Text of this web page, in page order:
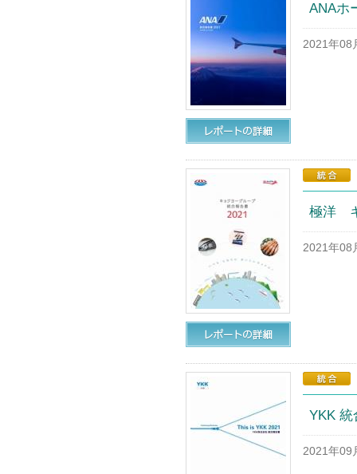
ANAホ
2021年08
極洋
2021年08
YKK 統
2021年09